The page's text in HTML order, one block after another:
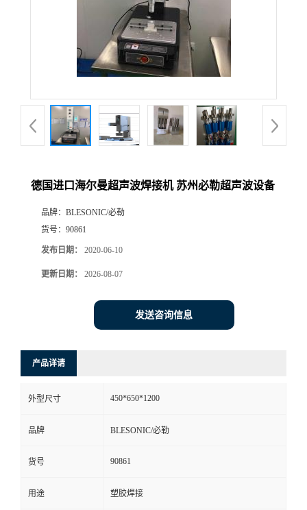
德国进口海尔曼超声波焊接机 苏州必勒超声波设备
品牌： BLESONIC/必勒
货号： 90861
发布日期： 2020-06-10
更新日期： 2026-08-07
发送咨询信息
产品详请
外型尺寸 450*650*1200
品牌 BLESONIC/必勒
货号 90861
用途 塑胶焊接